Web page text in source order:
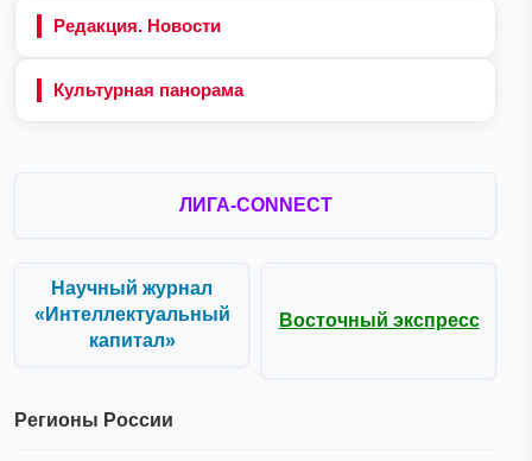
Редакция. Новости
Культурная панорама
ЛИГА-CONNECT
Научный журнал
«Интеллектуальный
капитал»
Восточный экспресс
Регионы России